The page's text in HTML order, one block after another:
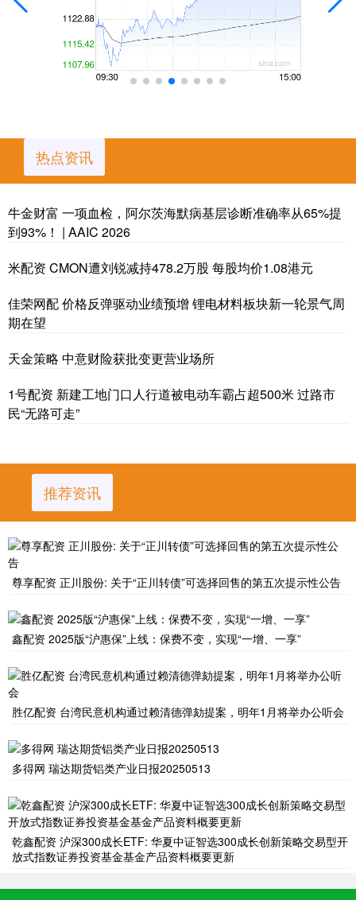
热点资讯
牛金财富 一项血检，阿尔茨海默病基层诊断准确率从65%提
到93%！ | AAIC 2026
米配资 CMON遭刘锐减持478.2万股 每股均价1.08港元
佳荣网配 价格反弹驱动业绩预增 锂电材料板块新一轮景气周
期在望
天金策略 中意财险获批变更营业场所
1号配资 新建工地门口人行道被电动车霸占超500米 过路市
民“无路可走”
推荐资讯
尊享配资 正川股份: 关于“正川转债”可选择回售的第五次提示性公告
鑫配资 2025版“沪惠保”上线：保费不变，实现“一增、一享”
胜亿配资 台湾民意机构通过赖清德弹劾提案，明年1月将举办公听会
多得网 瑞达期货铝类产业日报20250513
乾鑫配资 沪深300成长ETF: 华夏中证智选300成长创新策略交易型开
放式指数证券投资基金基金产品资料概要更新